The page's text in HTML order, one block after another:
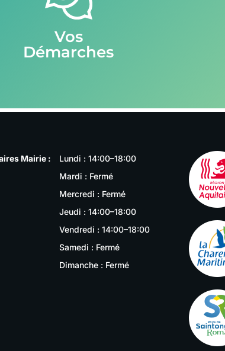
Vos
Démarches
Mairie :
Lundi : 14:00–18:00
Mardi : Fermé
Mercredi : Fermé
Jeudi : 14:00–18:00
Vendredi : 14:00–18:00
Samedi : Fermé
Dimanche : Fermé